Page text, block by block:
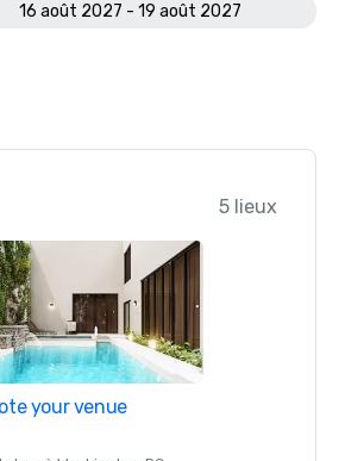
16 août 2027 - 19 août 2027
5 lieux
your venue